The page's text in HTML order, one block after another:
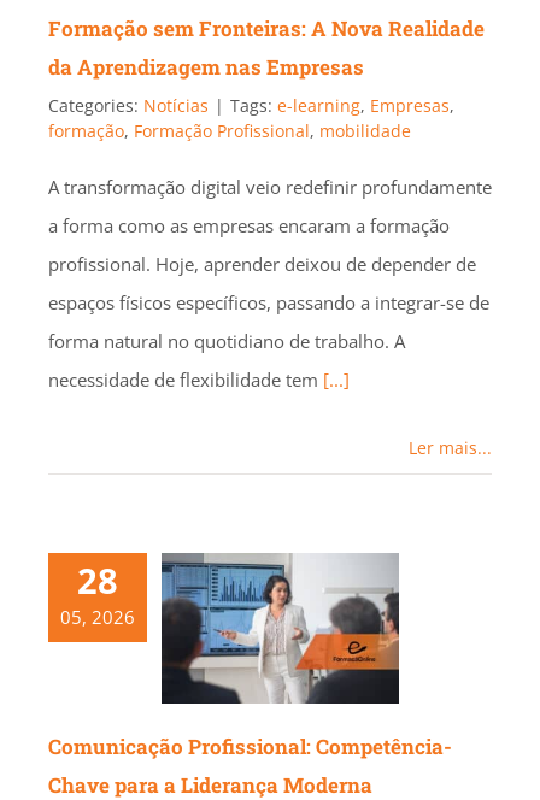
Formação sem Fronteiras: A Nova Realidade
da Aprendizagem nas Empresas
Categories: Notícias | Tags: e-learning, Empresas,
formação, Formação Profissional, mobilidade
A transformação digital veio redefinir profundamente
a forma como as empresas encaram a formação
profissional. Hoje, aprender deixou de depender de
espaços físicos específicos, passando a integrar-se de
forma natural no quotidiano de trabalho. A
necessidade de flexibilidade tem [...]
Ler mais...
28
05, 2026
Comunicação Profissional: Competência-
Chave para a Liderança Moderna